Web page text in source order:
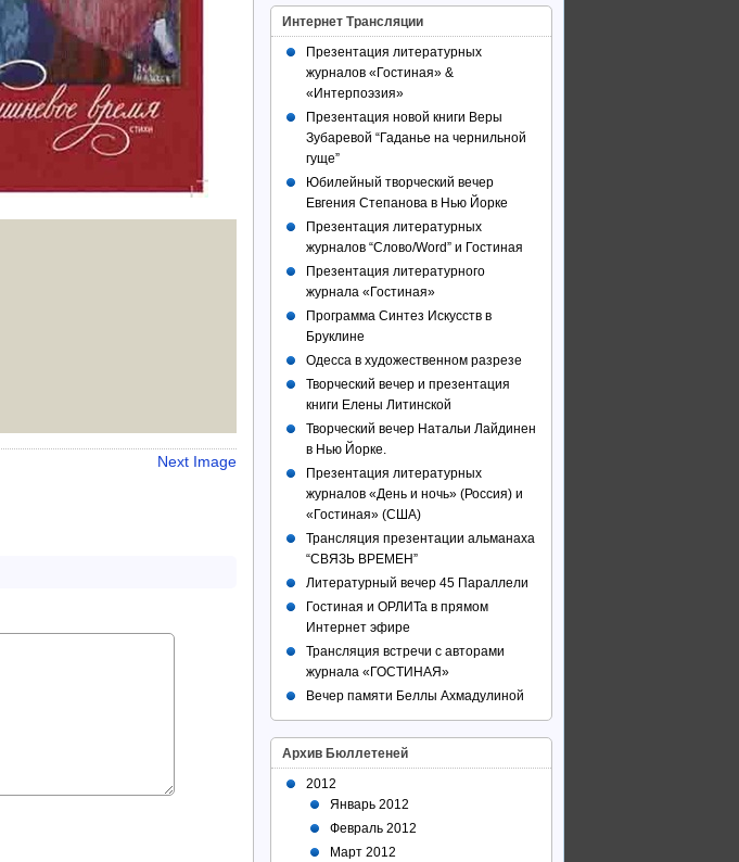
Next Image
Интернет Трансляции
Презентация литературных
журналов «Гостиная» &
«Интерпоэзия»
Презентация новой книги Веры
Зубаревой “Гаданье на чернильной
гуще”
Юбилейный творческий вечер
Евгения Степанова в Нью Йорке
Презентация литературных
журналов “Слово/Word” и Гостиная
Презентация литературного
журнала «Гостиная»
Программа Синтез Искусств в
Бруклине
Одесса в художественном разрезе
Творческий вечер и презентация
книги Елены Литинской
Творческий вечер Натальи Лайдинен
в Нью Йорке.
Презентация литературных
журналов «День и ночь» (Россия) и
«Гостиная» (США)
Трансляция презентации альманаха
“СВЯЗЬ ВРЕМЕН”
Литературный вечер 45 Параллели
Гостиная и ОРЛИТа в прямом
Интернет эфире
Трансляция встречи с авторами
журнала «ГОСТИНАЯ»
Вечер памяти Беллы Ахмадулиной
Архив Бюллетеней
2012
Январь 2012
Февраль 2012
Март 2012